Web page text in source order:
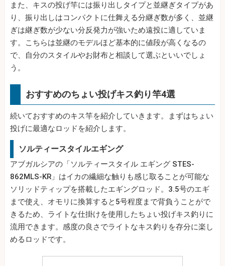
また、キスの投げ竿には振り出しタイプと並継ぎタイプがあ
り、振り出しはコンパクトに仕舞える分継ぎ数が多く、並継
ぎは継ぎ数が少ない分反発力が強いため遠投に適していま
す。こちらは並継のモデルほど基本的に値段が高くなるの
で、自分のスタイルやお財布と相談して選ぶといいでしょ
う。
おすすめのちょい投げキス釣り竿4選
続いておすすめのキス竿を紹介していきます。まずはちょい
投げに最適なロッドを紹介します。
ソルティースタイルエギング
アブガルシアの「ソルティースタイル エギング STES-
862MLS-KR」はイカの繊細な触りも感じ取ることが可能な
ソリッドティップを搭載したエギングロッド。3.5号のエギ
まで使え、オモリに換算すると5号程度まで背負うことがで
きるため、ライトな仕掛けを使用したちょい投げキス釣りに
流用できます。感度の良さでライトなキス釣りを存分に楽し
めるロッドです。